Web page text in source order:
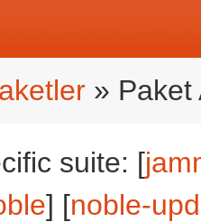
» Paket
suite: [
] [noble-